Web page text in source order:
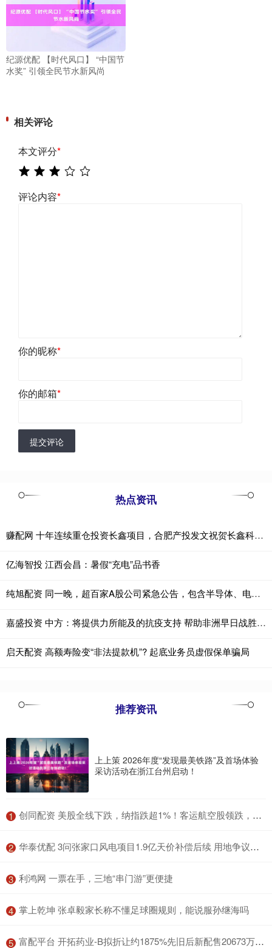
纪源优配 【时代风口】 “中国节
水奖” 引领全民节水新风尚
相关评论
本文评分*
评论内容*
你的昵称*
你的邮箱*
提交评论
热点资讯
赚配网 十年连续重仓投资长鑫项目，合肥产投发文祝贺长鑫科技上市
亿海智投 江西会昌：暑假“充电”品书香
纯旭配资 同一晚，超百家A股公司紧急公告，包含半导体、电子材料等热门赛道企业
嘉盛投资 中方：将提供力所能及的抗疫支持 帮助非洲早日战胜埃博拉疫情
启天配资 高额寿险变“非法提款机”? 起底业务员虚假保单骗局
推荐资讯
上上策 2026年度“发现最美铁路”及首场体验
采访活动在浙江台州启动！
1 ​创同配资 美股全线下跌，纳指跌超1%！客运航空股领跌，国际油价大涨
2 ​华泰优配 3问张家口风电项目1.9亿天价补偿后续 用地争议待解
3 ​利鸿网 一票在手，三地“串门游”更便捷
4 ​掌上乾坤 张卓毅家长称不懂足球圈规则，能说服孙继海吗
5 ​富配平台 开拓药业-B拟折让约1875%先旧后新配售20673万股 净筹约4034万港元